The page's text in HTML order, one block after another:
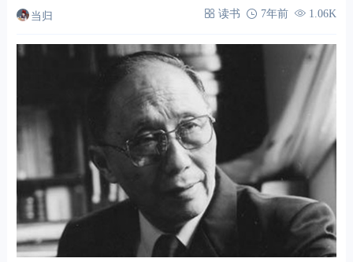
当归 读书 7年前 1.06K